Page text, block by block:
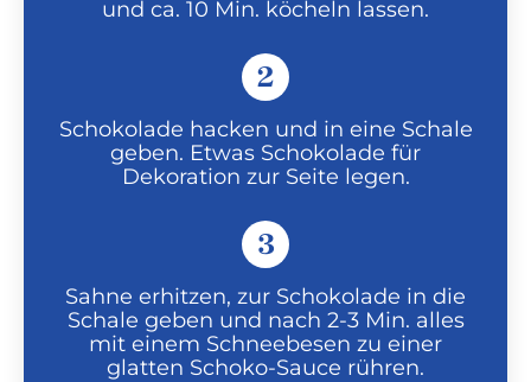
und ca. 10 Min. köcheln lassen.
2
Schokolade hacken und in eine Schale
geben. Etwas Schokolade für
Dekoration zur Seite legen.
3
Sahne erhitzen, zur Schokolade in die
Schale geben und nach 2-3 Min. alles
mit einem Schneebesen zu einer
glatten Schoko-Sauce rühren.